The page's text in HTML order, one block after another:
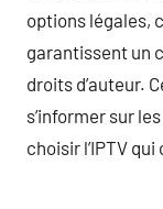
options légales,
garantissent un
droits d’auteur.
s’informer sur
choisir l’IPTV